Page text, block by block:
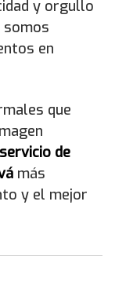
y orgullo
somos
en
que
servicio de
más
y el mejor